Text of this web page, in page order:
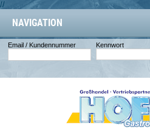
//
NAVIGATION
Email / Kundennummer Kennwort